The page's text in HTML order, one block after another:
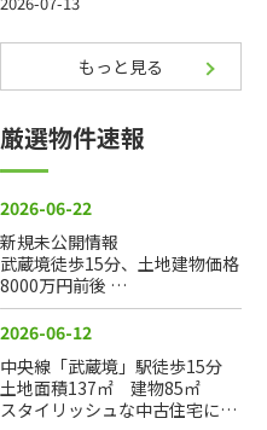
もっと見る
厳選物件速報